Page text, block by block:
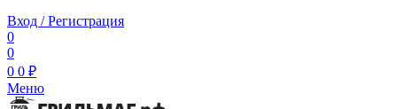
Вход / Регистрация
0
0
0 0 ₽
Меню